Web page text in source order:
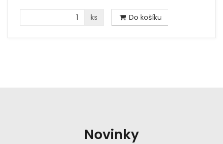
ks Do košíku
Novinky